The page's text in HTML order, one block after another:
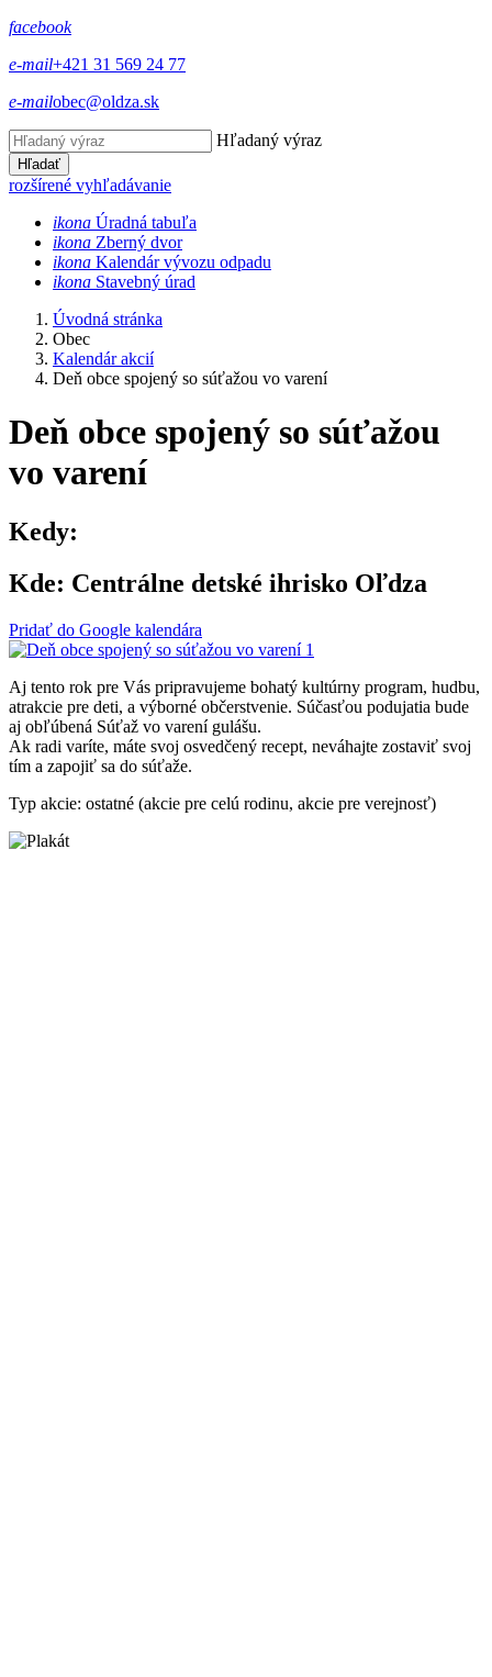
facebook
e-mail+421 31 569 24 77
e-mailobec@oldza.sk
Hľadaný výraz
Hľadať
rozšírené vyhľadávanie
ikona Úradná tabuľa
ikona Zberný dvor
ikona Kalendár vývozu odpadu
ikona Stavebný úrad
Úvodná stránka
Obec
Kalendár akcií
Deň obce spojený so súťažou vo varení
Deň obce spojený so súťažou
vo varení
Kedy:
Kde: Centrálne detské ihrisko Oľdza
Pridať do Google kalendára
Aj tento rok pre Vás pripravujeme bohatý kultúrny program, hudbu,
atrakcie pre deti, a výborné občerstvenie. Súčasťou podujatia bude
aj obľúbená Súťaž vo varení gulášu.
Ak radi varíte, máte svoj osvedčený recept, neváhajte zostaviť svoj
tím a zapojiť sa do súťaže.
Typ akcie: ostatné (akcie pre celú rodinu, akcie pre verejnosť)